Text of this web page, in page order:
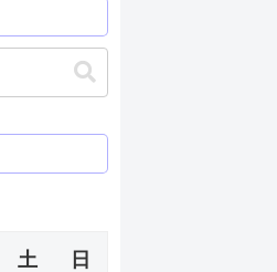
土 日